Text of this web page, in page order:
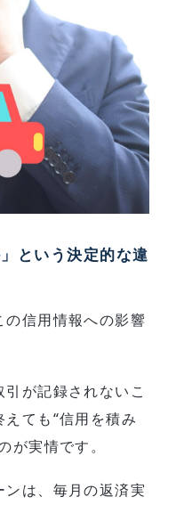
という決定的な違
の信用情報への影響
が記録されないこ
ても“信用を積み
が実情です。
は、毎月の返済実